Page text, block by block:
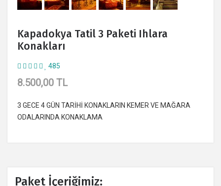
Kapadokya Tatil 3 Paketi Ihlara
Konakları
485
8.500,00 TL
3 GECE 4 GÜN TARİHİ KONAKLARIN KEMER VE MAĞARA
ODALARINDA KONAKLAMA
Paket İçeriğimiz: